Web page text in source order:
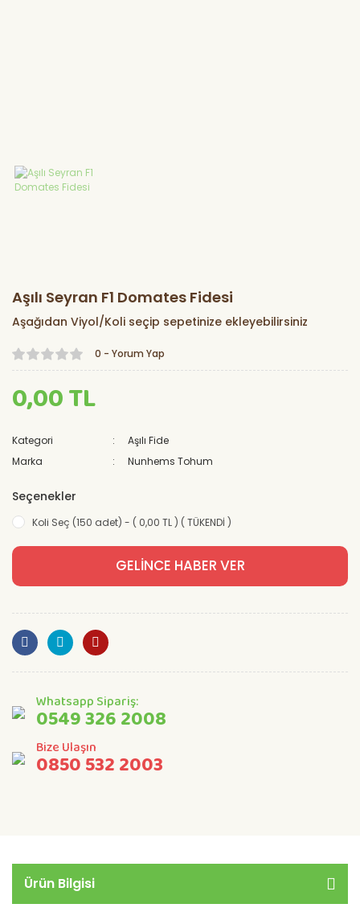
Aşılı Seyran F1 Domates Fidesi
Aşağıdan Viyol/Koli seçip sepetinize ekleyebilirsiniz
0 - Yorum Yap
0,00 TL
Kategori
Aşılı Fide
Marka
Nunhems Tohum
Seçenekler
Koli Seç (150 adet) - ( 0,00 TL ) ( TÜKENDİ )
GELİNCE HABER VER
Whatsapp Sipariş:
0549 326 2008
Bize Ulaşın
0850 532 2003
Ürün Bilgisi